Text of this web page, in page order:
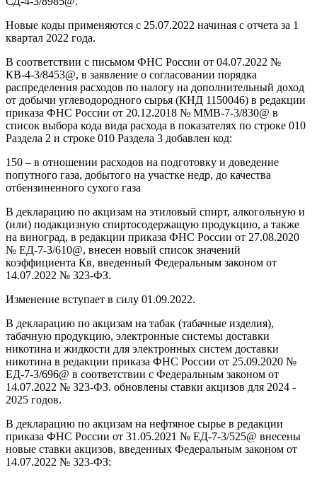
Новые коды применяются с 25.07.2022 начиная с отчета за 1
квартал 2022 года.
В соответствии с письмом ФНС России от 04.07.2022 №
КВ-4-3/8453@, в заявление о согласовании порядка
распределения расходов по налогу на дополнительный доход
от добычи углеводородного сырья (КНД 1150046) в редакции
приказа ФНС России от 20.12.2018 № ММВ-7-3/830@ в
список выбора кода вида расхода в показателях по строке 010
Раздела 2 и строке 010 Раздела 3 добавлен код:
150 – в отношении расходов на подготовку и доведение
попутного газа, добытого на участке недр, до качества
отбензиненного сухого газа
В декларацию по акцизам на этиловый спирт, алкогольную и
(или) подакцизную спиртосодержащую продукцию, а также
на виноград, в редакции приказа ФНС России от 27.08.2020
№ ЕД-7-3/610@, внесен новый список значений
коэффициента Кв, введенный Федеральным законом от
14.07.2022 № 323-ФЗ.
Изменение вступает в силу 01.09.2022.
В декларацию по акцизам на табак (табачные изделия),
табачную продукцию, электронные системы доставки
никотина и жидкости для электронных систем доставки
никотина в редакции приказа ФНС России от 25.09.2020 №
ЕД-7-3/696@ в соответствии с Федеральным законом от
14.07.2022 № 323-ФЗ. обновлены ставки акцизов для 2024 -
2025 годов.
В декларацию по акцизам на нефтяное сырье в редакции
приказа ФНС России от 31.05.2021 № ЕД-7-3/525@ внесены
новые ставки акцизов, введенных Федеральным законом от
14.07.2022 № 323-ФЗ: